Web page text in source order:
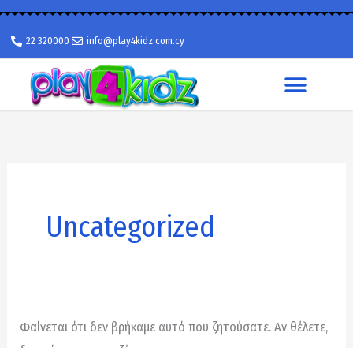
Μετάβαση
στο
περιεχόμενο
22 320000 info@play4kidz.com.cy
Uncategorized
Φαίνεται ότι δεν βρήκαμε αυτό που ζητούσατε. Αν θέλετε,